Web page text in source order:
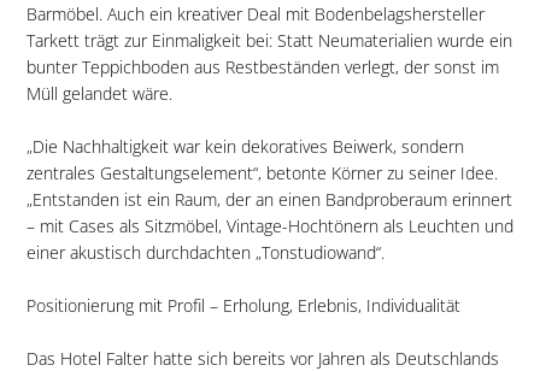
Barmöbel. Auch ein kreativer Deal mit Bodenbelagshersteller
Tarkett trägt zur Einmaligkeit bei: Statt Neumaterialien wurde ein
bunter Teppichboden aus Restbeständen verlegt, der sonst im
Müll gelandet wäre.
„Die Nachhaltigkeit war kein dekoratives Beiwerk, sondern
zentrales Gestaltungselement“, betonte Körner zu seiner Idee.
„Entstanden ist ein Raum, der an einen Bandproberaum erinnert
– mit Cases als Sitzmöbel, Vintage-Hochtönern als Leuchten und
einer akustisch durchdachten „Tonstudiowand“.
Positionierung mit Profil – Erholung, Erlebnis, Individualität
Das Hotel Falter hatte sich bereits vor Jahren als Deutschlands